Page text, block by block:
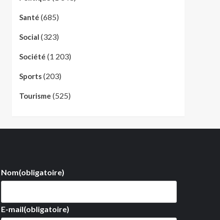
Santé (685)
Social (323)
Société (1 203)
Sports(203)
Tourisme (525)
Nom(obligatoire)
E-mail(obligatoire)